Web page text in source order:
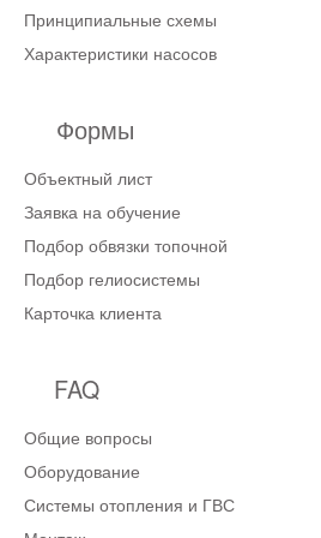
Принципиальные схемы
Характеристики насосов
Формы
Объектный лист
Заявка на обучение
Подбор обвязки топочной
Подбор гелиосистемы
Карточка клиента
FAQ
Общие вопросы
Оборудование
Системы отопления и ГВС